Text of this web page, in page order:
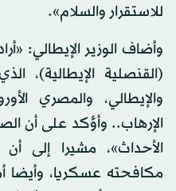
للاستقرار والسلام».
وأضاف الوزير الإيطالي:
(القنصلية الإيطالية)،
والإيطالي، والمصري
الإرهاب.. وأؤكد على أن
الأحداث»، مشيرا إلى
مكافحته عسكريا، وأيضا